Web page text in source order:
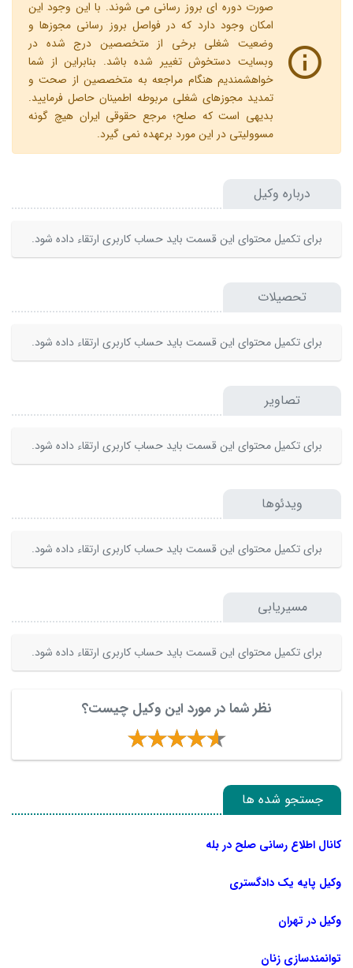
صورت دوره ای بروز رسانی می شوند. با این وجود این
امکان وجود دارد که در فواصل بروز رسانی مجوزها و
وضعیت شغلی برخی از متخصصین درج شده در
وبسایت دستخوش تغییر شده باشد. بنابراین از شما
خواهشمندیم هنگام مراجعه به متخصصین از صحت و
تمدید مجوزهای شغلی مربوطه اطمینان حاصل فرمایید.
بدیهی است که صلح؛ مرجع حقوقی ایران هیچ گونه
مسوولیتی در این مورد برعهده نمی گیرد.
درباره وکیل
برای تکمیل محتوای این قسمت باید حساب کاربری ارتقاء داده شود.
تحصیلات
برای تکمیل محتوای این قسمت باید حساب کاربری ارتقاء داده شود.
تصاویر
برای تکمیل محتوای این قسمت باید حساب کاربری ارتقاء داده شود.
ویدئوها
برای تکمیل محتوای این قسمت باید حساب کاربری ارتقاء داده شود.
مسیریابی
برای تکمیل محتوای این قسمت باید حساب کاربری ارتقاء داده شود.
نظر شما در مورد این وکیل چیست؟
جستجو شده ها
کانال اطلاع رسانی صلح در بله
وکیل پایه یک دادگستری
وکیل در تهران
توانمندسازی زنان